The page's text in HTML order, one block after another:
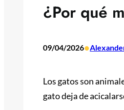
¿Por qué
09/04/2026•
Los gatos son
gato deja de